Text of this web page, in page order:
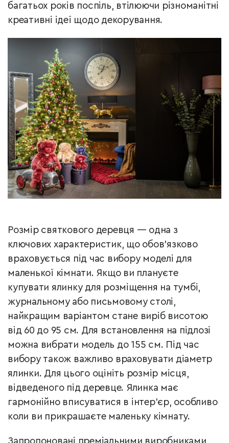
багатьох років поспіль, втілюючи різноманітні
креативні ідеї щодо декорування.
Розмір святкового деревця — одна з
ключових характеристик, що обов’язково
враховується під час вибору моделі для
маленької кімнати. Якщо ви плануєте
купувати ялинку для розміщення на тумбі,
журнальному або письмовому столі,
найкращим варіантом стане виріб висотою
від 60 до 95 см. Для встановлення на підлозі
можна вибрати модель до 155 см. Під час
вибору також важливо враховувати діаметр
ялинки. Для цього оцініть розмір місця,
відведеного під деревце. Ялинка має
гармонійно вписуватися в інтер’єр, особливо
коли ви прикрашаєте маленьку кімнату.